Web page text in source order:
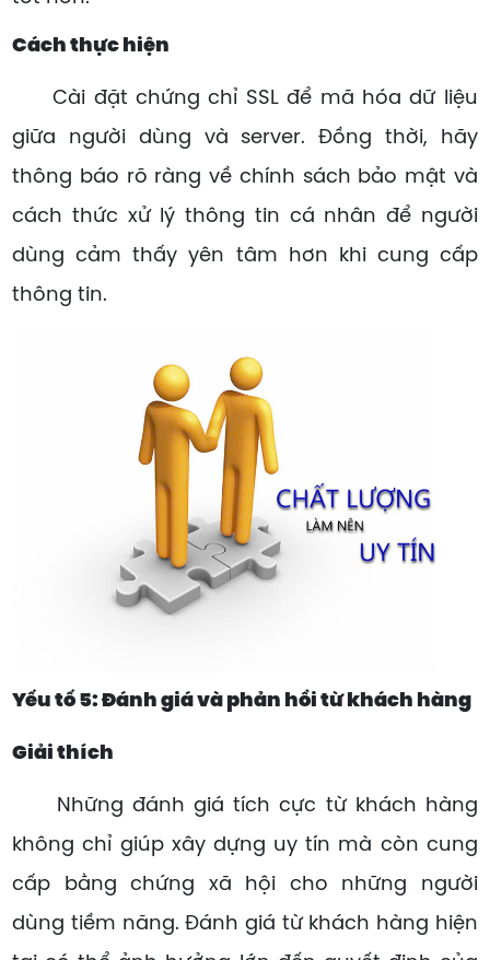
Cách thực hiện
Cài đặt chứng chỉ SSL để mã hóa dữ liệu
giữa người dùng và server. Đồng thời, hãy
thông báo rõ ràng về chính sách bảo mật và
cách thức xử lý thông tin cá nhân để người
dùng cảm thấy yên tâm hơn khi cung cấp
thông tin.
Yếu tố 5: Đánh giá và phản hồi từ khách hàng
Giải thích
Những đánh giá tích cực từ khách hàng
không chỉ giúp xây dựng uy tín mà còn cung
cấp bằng chứng xã hội cho những người
dùng tiềm năng. Đánh giá từ khách hàng hiện